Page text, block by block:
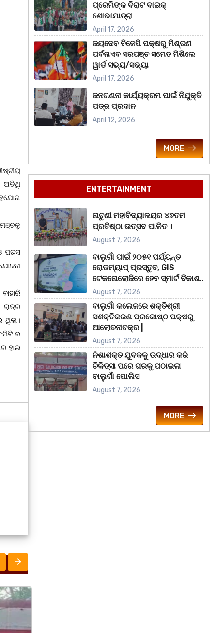
ଅତିଥି
ପରସ
ଥିଲା।
ର
ହାଇ
ପ୍ରେମିଙ୍କ ବିରାଟ ବାଇକ୍
ଶୋଭାଯାତ୍ରା
April 17, 2026
ଜୟଦେବ ବିଜେପି ପକ୍ଷରୁ ମିଶ୍ରଣ
ପର୍ବନାଏବ ସରପଞ୍ଚ ସମେତ ମିଶିଲେ
ୱାର୍ଡ ସଭ୍ୟ/ସଭ୍ୟା
April 17, 2026
ଜନଗଣନା କାର୍ଯ୍ୟକ୍ରମ ପାଇଁ ନିଯୁକ୍ତି
ପତ୍ର ପ୍ରଦାନ
April 12, 2026
MORE
ENTERTAINMENT
ନାଚୁଣୀ ମହାବିଦ୍ୟାଳୟର ୪୬ତମ
ପ୍ରତିଷ୍ଠା ଉତ୍ସବ ପାଳିତ ।
August 7, 2026
ବାଲୁଗାଁ ପାଇଁ ୨୦୫୧ ପର୍ଯ୍ୟନ୍ତ
ରୋଡମ୍ୟାପ୍ ପ୍ରସ୍ତୁତ, GIS
ଟେକନୋଲୋଜିରେ ହେବ ସ୍ମାର୍ଟ ବିକାଶ..
August 7, 2026
ବାଲୁଗାଁ କଲେଜରେ ଶକ୍ତିଶ୍ରୀ
ସଶକ୍ତିକରଣ ପ୍ରକୋଷ୍ଠ ପକ୍ଷରୁ
ଆଲୋଚନାଚକ୍ର |
August 7, 2026
ନିଶାଶକ୍ତ ଯୁବକକୁ ଉଦ୍ଧାର କରି
ଚିକିତ୍ସା ପରେ ଘରକୁ ପଠାଇଲା
ବାଲୁଗାଁ ପୋଲିସ
August 7, 2026
MORE